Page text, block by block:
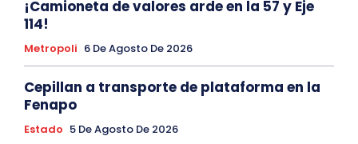
¡Camioneta de valores arde en la 57 y Eje
114!
Metropoli 6 De Agosto De 2026
Cepillan a transporte de plataforma en la
Fenapo
Estado 5 De Agosto De 2026